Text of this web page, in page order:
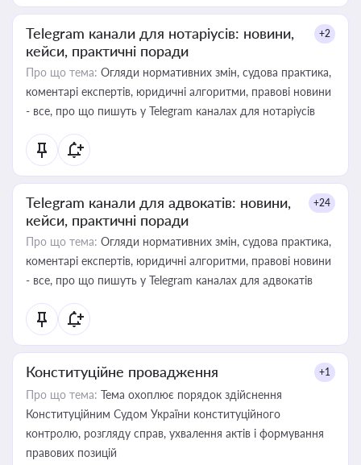
Telegram канали для нотаріусів: новини,
кейси, практичні поради
+2
Про що тема: Огляди нормативних змін, судова практика,
коментарі експертів, юридичні алгоритми, правові новини
- все, про що пишуть у Telegram каналах для нотаріусів
Telegram канали для адвокатів: новини,
кейси, практичні поради
+24
Про що тема: Огляди нормативних змін, судова практика,
коментарі експертів, юридичні алгоритми, правові новини
- все, про що пишуть у Telegram каналах для адвокатів
Конституційне провадження +1
Про що тема: Тема охоплює порядок здійснення
Конституційним Судом України конституційного
контролю, розгляду справ, ухвалення актів і формування
правових позицій